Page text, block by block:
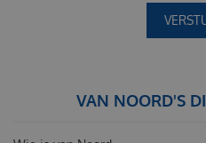
VAN NOORD'S